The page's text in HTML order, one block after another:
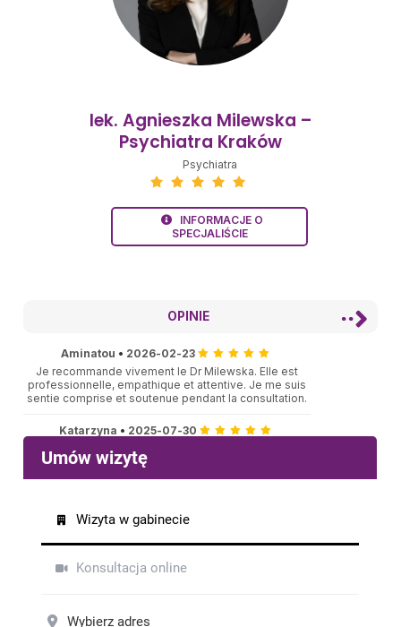
lek. Agnieszka Milewska –
Psychiatra Kraków
Psychiatra
INFORMACJE O
SPECJALIŚCIE
OPINIE
Aminatou • 2026-02-23
Je recommande vivement le Dr Milewska. Elle est
professionnelle, empathique et attentive. Je me suis
sentie comprise et soutenue pendant la consultation.
Katarzyna • 2025-07-30
Wizyta rozpoczęła się punktualnie.,Pani doktor
uważnie słucha i odpowiada na pytania., jest
zadowolona.Dziękuję bardzo
Bardzo jestem zadowolona z wizyty u Pani doktor.